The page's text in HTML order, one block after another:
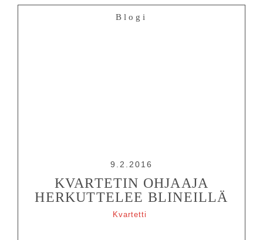
Blogi
9.2.2016
KVARTETIN OHJAAJA
HERKUTTELEE BLINEILLÄ
Kvartetti